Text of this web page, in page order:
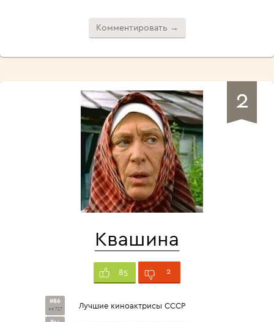
Комментировать →
2
Квашина
85 2
#86
из 717 Лучшие киноактрисы СССР